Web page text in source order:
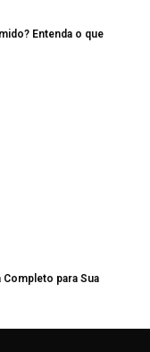
Entenda o que
Completo para Sua